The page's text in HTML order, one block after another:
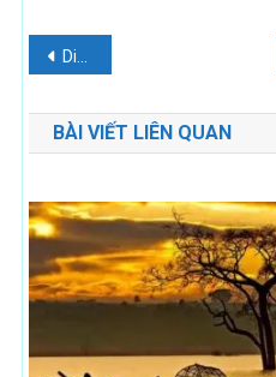
Điều
hướng
bài
viết
Diễn văn Đức Thánh Cha trong buổi tiếp các đại biểu của Liên đoàn Luther thế giới năm 2024
BÀI VIẾT LIÊN QUAN